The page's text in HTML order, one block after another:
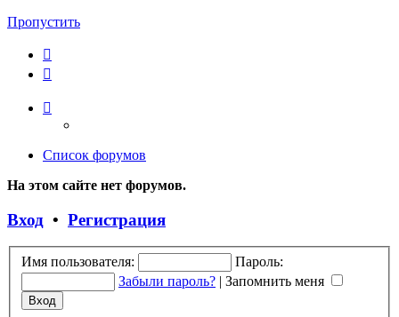
Пропустить
Список форумов
На этом сайте нет форумов.
Вход • Регистрация
Имя пользователя:
Пароль:
Забыли пароль? | Запомнить меня